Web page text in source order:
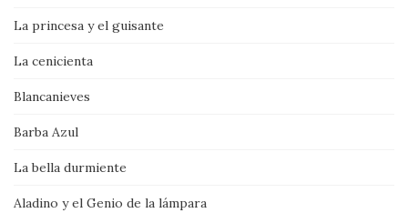
La princesa y el guisante
La cenicienta
Blancanieves
Barba Azul
La bella durmiente
Aladino y el Genio de la lámpara